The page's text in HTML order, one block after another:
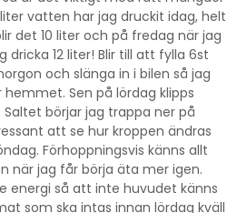
vatten har jag druckit idag, helt
det 10 liter och på fredag när jag
dricka 12 liter! Blir till att fylla 6st
och slänga in i bilen så jag
Sen på lördag klipps
börjar jag trappa ner på
att se hur kroppen ändras
Förhoppningsvis känns allt
när jag får börja äta mer igen.
energi så att inte huvudet känns
som ska intas innan lördag kväll